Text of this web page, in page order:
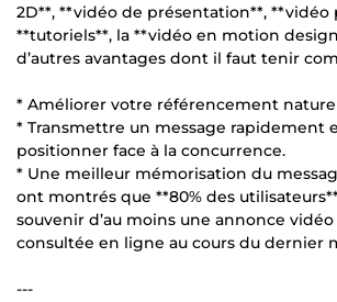
2D**, **vidéo de présentation**, **vidéo
**tutoriels**, la **vidéo en motion
d’autres avantages dont il faut tenir
* Améliorer votre référencement
* Transmettre un message rapidement
positionner face à la concurrence.
* Une meilleur mémorisation du
ont montrés que **80% des
souvenir d’au moins une annonce vidéo
consultée en ligne au cours du dernier
---